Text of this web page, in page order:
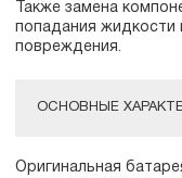
Также замена
попадания жидкости
повреждения.
ОСНОВНЫЕ
Оригинальная